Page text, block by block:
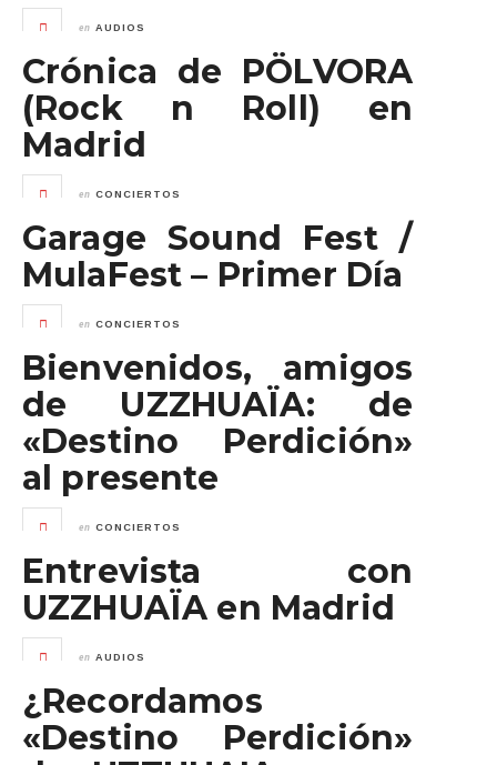
en AUDIOS
Crónica de PÖLVORA
(Rock n Roll) en
Madrid
en CONCIERTOS
Garage Sound Fest /
MulaFest – Primer Día
en CONCIERTOS
Bienvenidos, amigos
de UZZHUAÏA: de
«Destino Perdición»
al presente
en CONCIERTOS
Entrevista con
UZZHUAÏA en Madrid
en AUDIOS
¿Recordamos
«Destino Perdición»